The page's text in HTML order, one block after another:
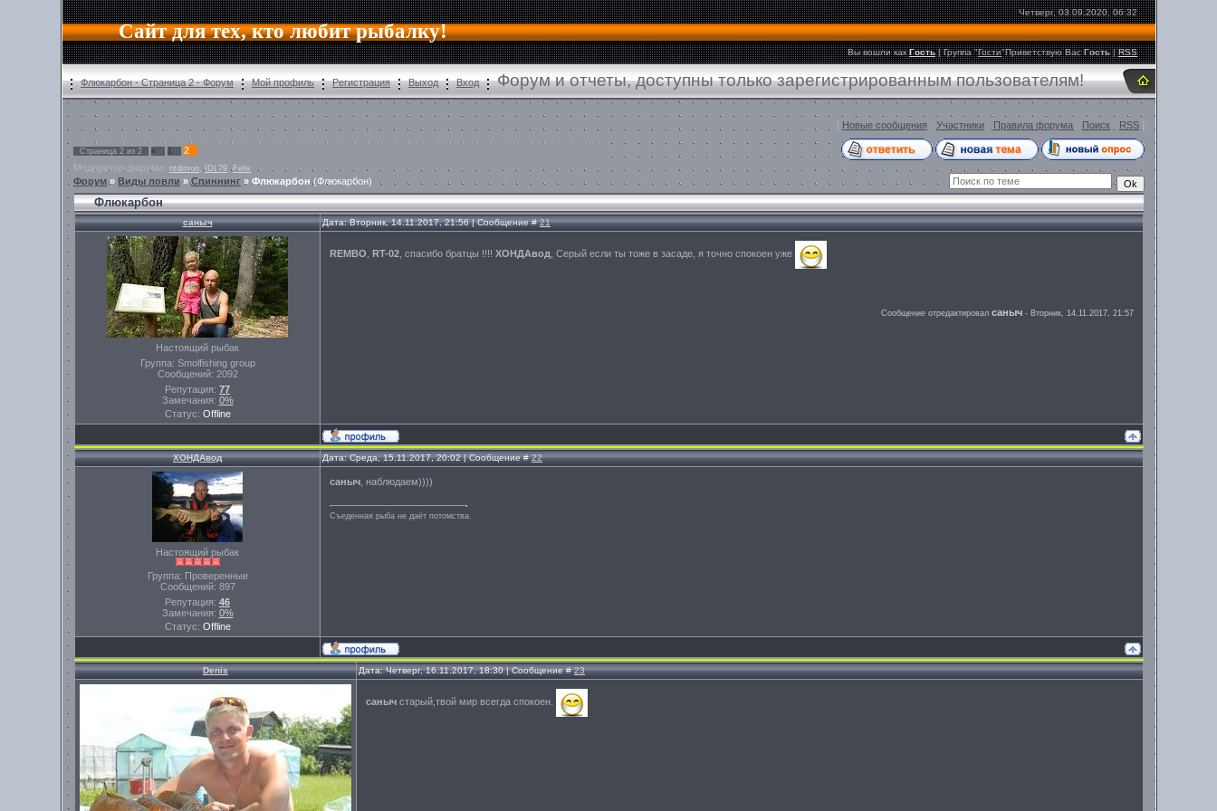
Сайт для тех, кто любит рыбалку!
Четверг, 03.09.2020, 06:32
Вы вошли как Гость|Группа"Гости"Приветствую Вас Гость |RSS
Флюкарбон - Страница 2 - Форум Мой профиль Регистрация Выход Вход Форум и отчеты, доступны только зарегистрированным пользователям!
[ Новые сообщения Участники Правила форума Поиск RSS ]
Страница 2 из 2 « 1
2
Модератор форума: ntdimon ,IDL79 , Felix
Форум» Виды ловли »Спиннинг » Флюкарбон (Флюкарбон)
Флюкарбон
саныч Дата: Вторник, 14.11.2017, 21:56 | Сообщение #21
Настоящий рыбак
Группа: Smolfishing group
Сообщений: 2092
Репутация: 77
Замечания: 0%
Статус: Offline
REMBO RT-02 , спасибо братцы !!!! ХОНДАвод , Серый если ты тоже в засаде, я точно спокоен уже
Сообщение отредактировал саныч - Вторник, 14.11.2017, 21:57
ХОНДАвод Дата: Среда, 15.11.2017, 20:02 | Сообщение #22
Настоящий рыбак
Группа: Проверенные
Сообщений: 897
Репутация: 46
Замечания: 0%
Статус: Offline
саныч , наблюдаем))))
Съеденная рыба не даёт потомства.
Denis Дата: Четверг, 16.11.2017, 18:30 | Сообщение #23
саныч старый,твой мир всегда спокоен.